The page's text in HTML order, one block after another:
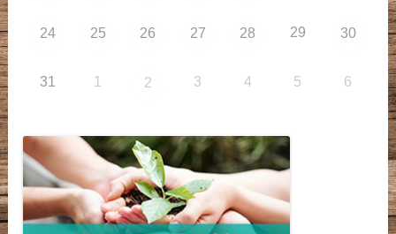
24 25 26 27 28 29 30
31 1 2 3 4 5 6